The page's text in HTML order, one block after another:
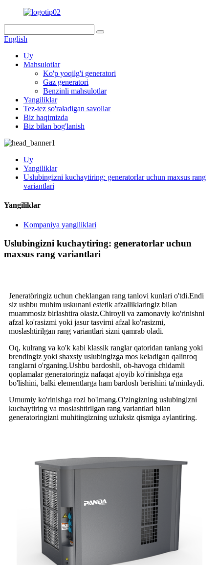
English
Uy
Mahsulotlar
Ko'p yoqilg'i generatori
Gaz generatori
Benzinli mahsulotlar
Yangiliklar
Tez-tez so'raladigan savollar
Biz haqimizda
Biz bilan bog'lanish
Uy
Yangiliklar
Uslubingizni kuchaytiring: generatorlar uchun maxsus rang
variantlari
Yangiliklar
Kompaniya yangiliklari
Uslubingizni kuchaytiring: generatorlar uchun
maxsus rang variantlari
Jeneratöringiz uchun cheklangan rang tanlovi kunlari o'tdi.Endi
siz ushbu muhim uskunani estetik afzalliklaringiz bilan
muammosiz birlashtira olasiz.Chiroyli va zamonaviy ko'rinishni
afzal ko'rasizmi yoki jasur tasvirni afzal ko'rasizmi,
moslashtirilgan rang variantlari sizni qamrab oladi.
Oq, kulrang va ko'k kabi klassik ranglar qatoridan tanlang yoki
brendingiz yoki shaxsiy uslubingizga mos keladigan qalinroq
ranglarni o'rganing.Ushbu bardoshli, ob-havoga chidamli
qoplamalar generatoringiz nafaqat ajoyib ko'rinishga ega
bo'lishini, balki elementlarga ham bardosh berishini ta'minlaydi.
Umumiy ko'rinishga rozi bo'lmang.O'zingizning uslubingizni
kuchaytiring va moslashtirilgan rang variantlari bilan
generatoringizni muhitingizning uzluksiz qismiga aylantiring.